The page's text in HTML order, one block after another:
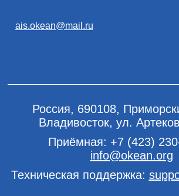
ais.okean@mail.ru
Россия, 690108,
Владивосток, ул.
Приёмная: +7 (423)
info@okean.org
Техническая поддержка: